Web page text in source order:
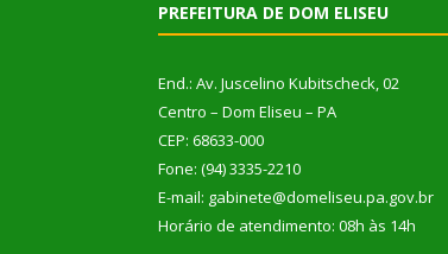
PREFEITURA DE DOM ELISEU
End.: Av. Juscelino Kubitscheck, 02
Centro – Dom Eliseu – PA
CEP: 68633-000
Fone: (94) 3335-2210
E-mail: gabinete@domeliseu.pa.gov.br
Horário de atendimento: 08h às 14h